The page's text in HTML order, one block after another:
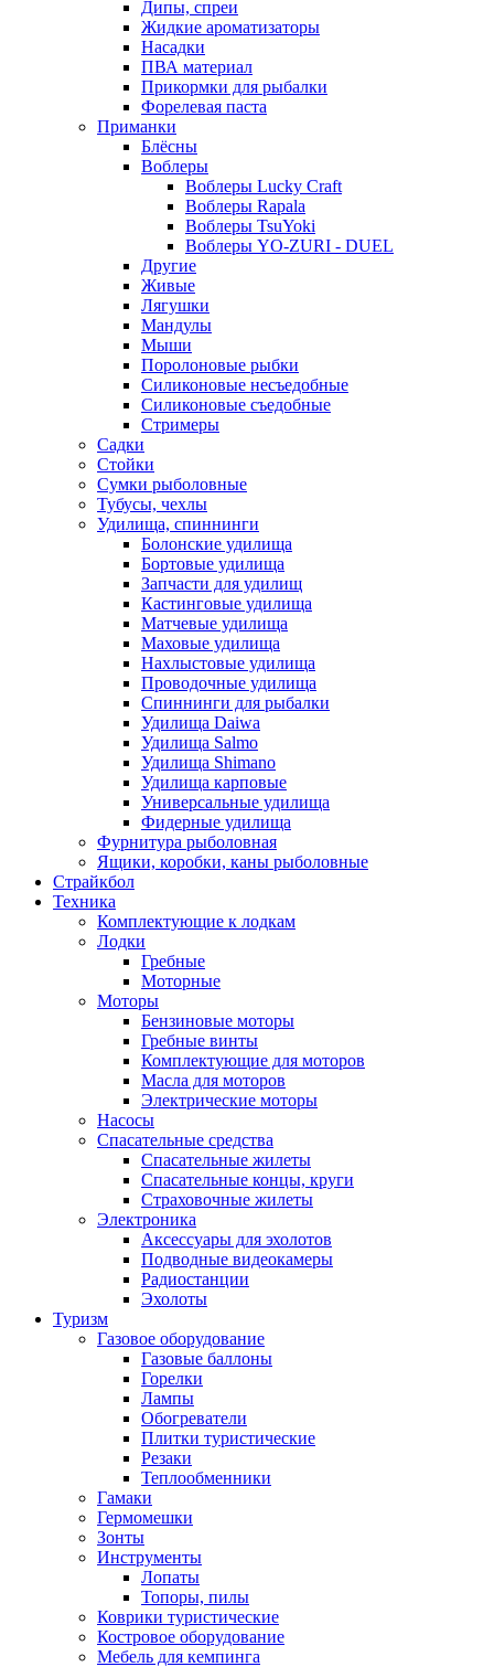
Дипы, спреи
Жидкие ароматизаторы
Насадки
ПВА материал
Прикормки для рыбалки
Форелевая паста
Приманки
Блёсны
Воблеры
Воблеры Lucky Craft
Воблеры Rapala
Воблеры TsuYoki
Воблеры YO-ZURI - DUEL
Другие
Живые
Лягушки
Мандулы
Мыши
Поролоновые рыбки
Силиконовые несъедобные
Силиконовые съедобные
Стримеры
Садки
Стойки
Сумки рыболовные
Тубусы, чехлы
Удилища, спиннинги
Болонские удилища
Бортовые удилища
Запчасти для удилищ
Кастинговые удилища
Матчевые удилища
Маховые удилища
Нахлыстовые удилища
Проводочные удилища
Спиннинги для рыбалки
Удилища Daiwa
Удилища Salmo
Удилища Shimano
Удилища карповые
Универсальные удилища
Фидерные удилища
Фурнитура рыболовная
Ящики, коробки, каны рыболовные
Страйкбол
Техника
Комплектующие к лодкам
Лодки
Гребные
Моторные
Моторы
Бензиновые моторы
Гребные винты
Комплектующие для моторов
Масла для моторов
Электрические моторы
Насосы
Спасательные средства
Спасательные жилеты
Спасательные концы, круги
Страховочные жилеты
Электроника
Аксессуары для эхолотов
Подводные видеокамеры
Радиостанции
Эхолоты
Туризм
Газовое оборудование
Газовые баллоны
Горелки
Лампы
Обогреватели
Плитки туристические
Резаки
Теплообменники
Гамаки
Гермомешки
Зонты
Инструменты
Лопаты
Топоры, пилы
Коврики туристические
Костровое оборудование
Мебель для кемпинга